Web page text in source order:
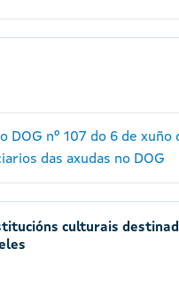
DOG nº 107 do 6 de xuño
das axudas no DOG
culturais